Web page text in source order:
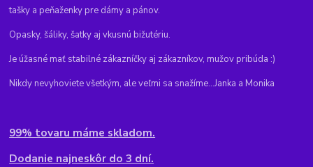
tašky a peňaženky pre dámy a pánov.
Opasky, šáliky, šatky aj vkusnú bižutériu.
Je úžasné mať stabilné zákazníčky aj zákazníkov, mužov pribúda :)
Nikdy nevyhoviete všetkým, ale veľmi sa snažíme...Janka a Monika
99% tovaru máme skladom.
Dodanie najneskôr do 3 dní.